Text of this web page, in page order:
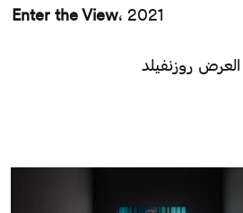
Enter the View، 2021
روزنفيلد